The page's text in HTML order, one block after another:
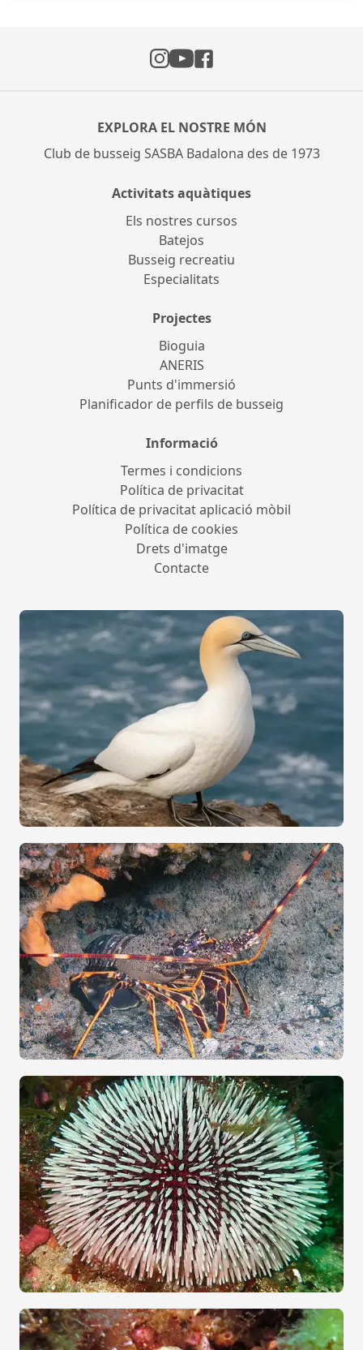
EXPLORA EL NOSTRE MÓN
Club de busseig SASBA Badalona des de 1973
Activitats aquàtiques
Els nostres cursos
Batejos
Busseig recreatiu
Especialitats
Projectes
Bioguia
ANERIS
Punts d'immersió
Planificador de perfils de busseig
Informació
Termes i condicions
Política de privacitat
Política de privacitat aplicació mòbil
Política de cookies
Drets d'imatge
Contacte